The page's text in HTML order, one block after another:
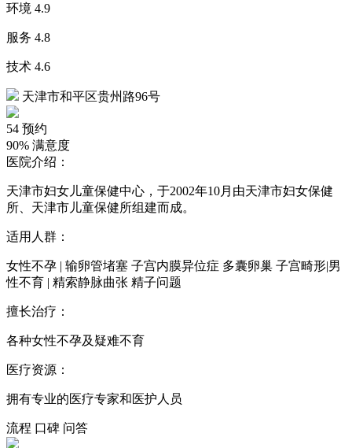
环境 4.9
服务 4.8
技术 4.6
天津市和平区贵州路96号
54 预约
90% 满意度
医院介绍：
天津市妇女儿童保健中心，于2002年10月由天津市妇女保健
所、天津市儿童保健所组建而成。
适用人群：
女性不孕 | 输卵管堵塞 子宫内膜异位症 多囊卵巢 子宫畸形|男
性不育 | 精索静脉曲张 精子问题
擅长治疗：
各种女性不孕及疑难不育
医疗资源：
拥有专业的医疗专家和医护人员
流程 口碑 问答